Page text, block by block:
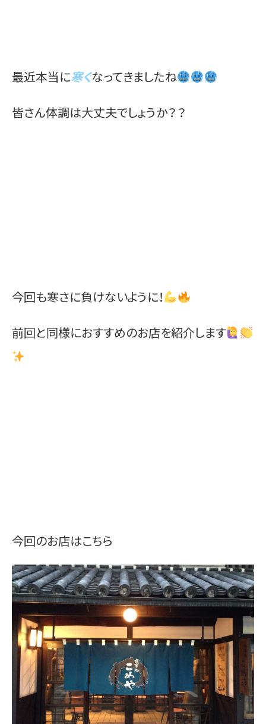
最近本当に寒くなってきましたね
皆さん体調は大丈夫でしょうか？？
今回も寒さに負けないように！
前回と同様におすすめのお店を紹介します
今回のお店はこちら